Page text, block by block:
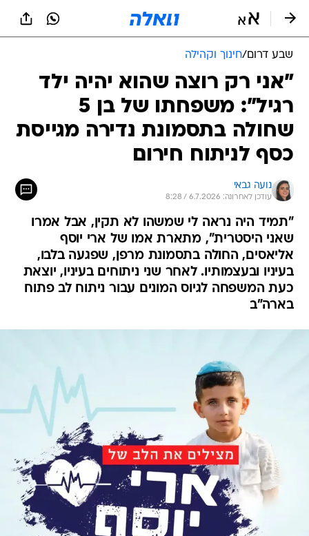
שבע דרום/חינוך וקהילה
"אני רק רוצה שהוא יהיה ילד
רגיל": משפחתו של בן 5
שחולה בתסמונת נדירה מגייסת
כסף לניתוח חירום
נועה גבאי
עודכן לאחרונה: 6.7.2026 / 8:28
"תמיד היה נראה לי שמשהו לא תקין, אבל אמרו
שאני היסטרית", מתארת אמו של ארי יוסף
אליאסים, החולה בתסמונת מרפן, שפגעה בלבו,
בעיניו ובעצמותיו. לאחר שני ניתוחים בעיניו, יוצאת
כעת המשפחה לגיוס המונים עבור ניתוח לב פתוח
בארה"ב